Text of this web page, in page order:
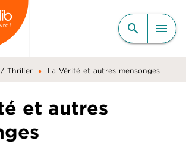
CONTENU
search menu
Thriller • La Vérité et autres mensonges
et autres